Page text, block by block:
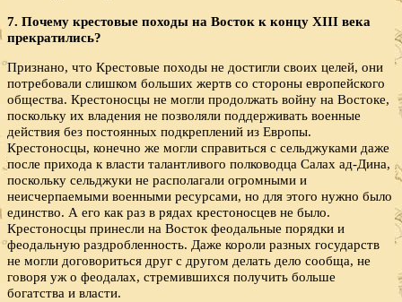
7. Почему крестовые походы на Восток к концу XIII века
прекратились?
Признано, что Крестовые походы не достигли своих целей, они
потребовали слишком больших жертв со стороны европейского
общества. Крестоносцы не могли продолжать войну на Востоке,
поскольку их владения не позволяли поддерживать военные
действия без постоянных подкреплений из Европы.
Крестоносцы, конечно же могли справиться с сельджуками даже
после прихода к власти талантливого полководца Салах ад-Дина,
поскольку сельджуки не располагали огромными и
неисчерпаемыми военными ресурсами, но для этого нужно было
единство. А его как раз в рядах крестоносцев не было.
Крестоносцы принесли на Восток феодальные порядки и
феодальную раздробленность. Даже короли разных государств
не могли договориться друг с другом делать дело сообща, не
говоря уж о феодалах, стремившихся получить больше
богатства и власти.